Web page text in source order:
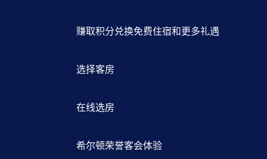
赚取积分兑换免费住宿和更多礼遇
选择客房
在线选房
希尔顿荣誉客会体验